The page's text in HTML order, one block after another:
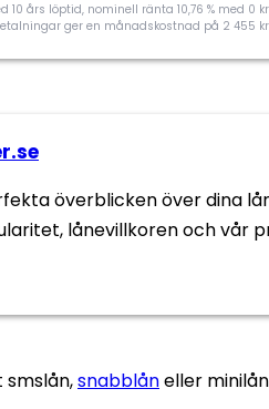
Inkomstkrav
nu
års löptid, nominell ränta 10,76 % med
ger en månadskostnad på 2 455
Kundnöjdhet
Direktutbetalning
överblicken över dina
lånevillkoren och vår
smslån,snabblåneller